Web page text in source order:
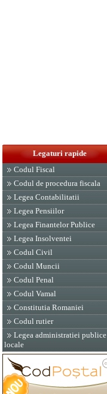
Legaturi rapide
Codul Fiscal
Codul de procedura fiscala
Legea Contabilitatii
Legea Pensiilor
Legea Finantelor Publice
Legea Insolventei
Codul Civil
Codul Muncii
Codul Penal
Codul Vamal
Constitutia Romaniei
Codul rutier
Legea administratiei publice
locale